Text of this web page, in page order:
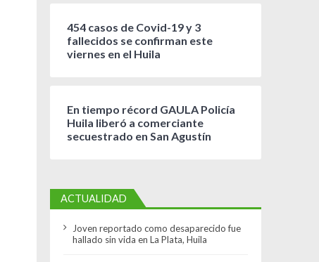
454 casos de Covid-19 y 3
fallecidos se confirman este
viernes en el Huila
En tiempo récord GAULA Policía
Huila liberó a comerciante
secuestrado en San Agustín
ACTUALIDAD
Joven reportado como desaparecido fue
hallado sin vida en La Plata, Huila